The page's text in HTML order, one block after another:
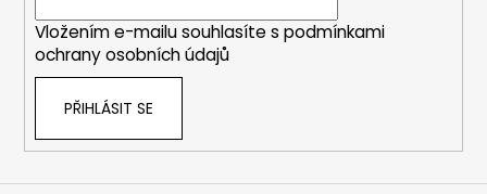
e
n
a
Vložením e-mailu souhlasíte s podmínkami
ochrany osobních údajů
PŘIHLÁSIT SE